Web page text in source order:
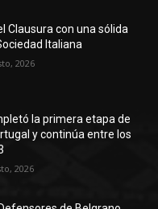
Clausura con una sólida
Italiana
2026
la primera etapa de
y continúa entre los
2026